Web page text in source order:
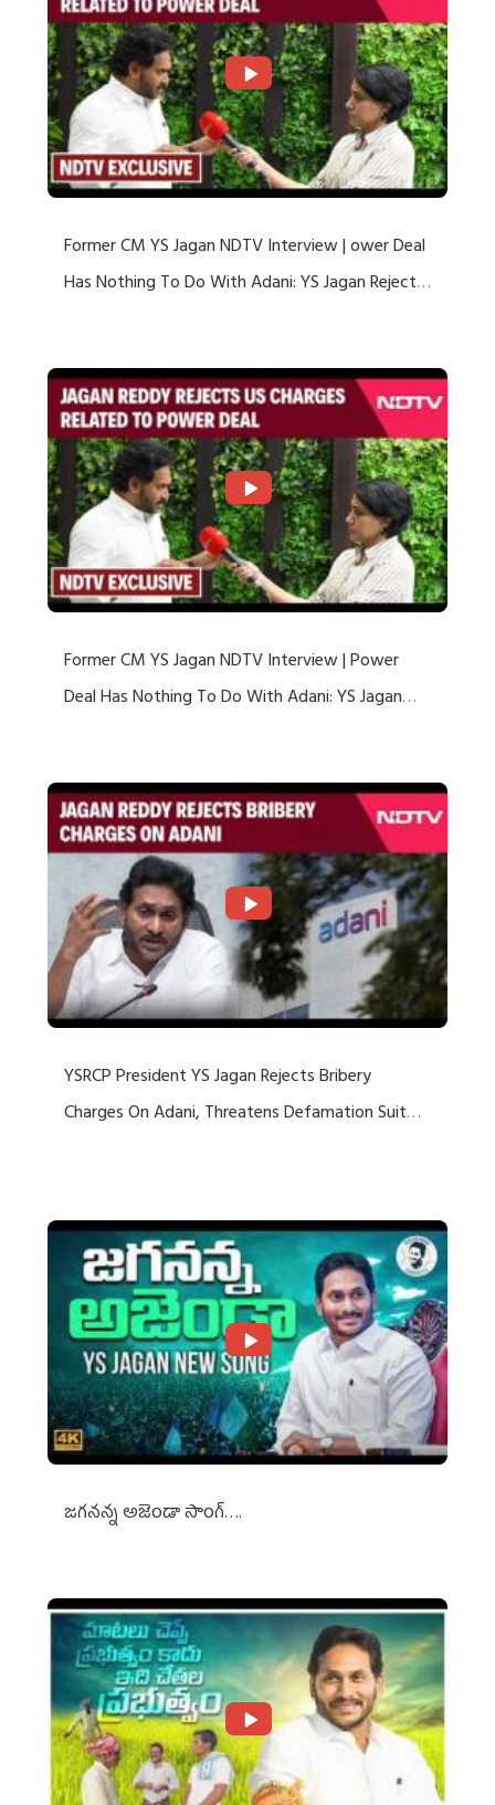
Former CM YS Jagan NDTV Interview | ower Deal
Has Nothing To Do With Adani: YS Jagan Rejects
Former CM YS Jagan NDTV Interview | Power
Deal Has Nothing To Do With Adani: YS Jagan
YSRCP President YS Jagan Rejects Bribery
Charges On Adani, Threatens Defamation Suit
జగనన్న అజెండా సాంగ్….